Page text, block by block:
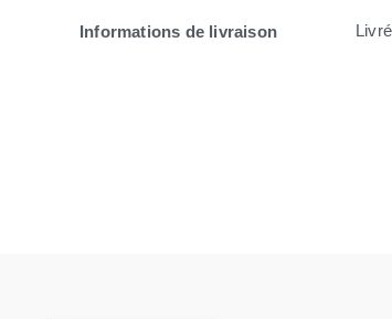
Informations de livraison